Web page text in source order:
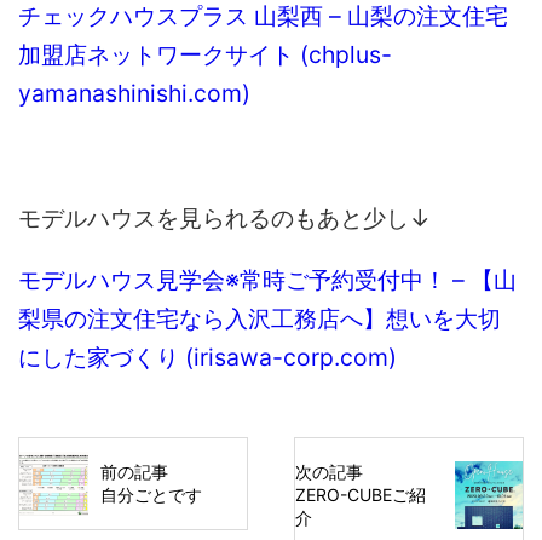
チェックハウスプラス 山梨西 – 山梨の注文住宅
加盟店ネットワークサイト (chplus-
yamanashinishi.com)
モデルハウスを見られるのもあと少し↓
モデルハウス見学会※常時ご予約受付中！ – 【山
梨県の注文住宅なら入沢工務店へ】想いを大切
にした家づくり (irisawa-corp.com)
前の記事
自分ごとです
次の記事
ZERO-CUBEご紹
介